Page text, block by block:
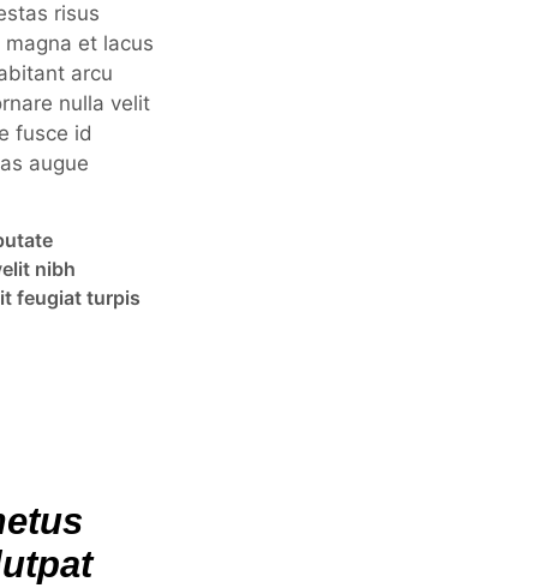
risus
et lacus
arcu
nulla velit
fusce id
augue
nibh
feugiat turpis